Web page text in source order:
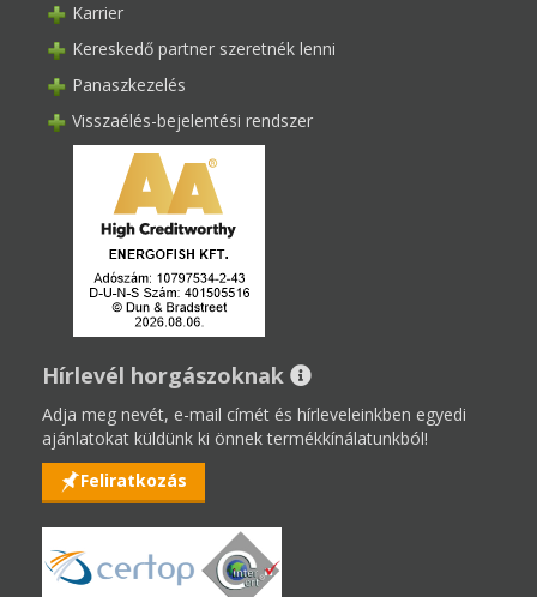
Karrier
Kereskedő partner szeretnék lenni
Panaszkezelés
Visszaélés-bejelentési rendszer
Hírlevél horgászoknak
Adja meg nevét, e-mail címét és hírleveleinkben egyedi
ajánlatokat küldünk ki önnek termékkínálatunkból!
Feliratkozás